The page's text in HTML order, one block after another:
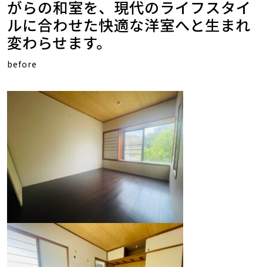
がらの和室を、現代のライフスタイ
ルに合わせた快適な洋室へと生まれ
変わらせます。
before